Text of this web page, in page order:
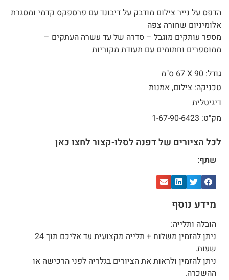
הדפס על נייר צילום מודבק על דיבונד עם פרספקס קדמי ומסגרת
אלומיניום שחורה צפה
מספר עותקים מוגבל – סדרה של עד עשרה העתקים –
ממוספרים וחתומים עם תעודת מקוריות
גודל: 90 X
67 ס"מ
טכניקה: צילום, אמנות
דיגיטלית
מק"ט: 1-67-90-6423
לכל הציורים של דפנה לסלו-קצור לחצו כאן
שתף:
מידע נוסף
הובלה ותלייה:
ניתן להזמין משלוח + תלייה מקצועית עד אליכם תוך 24
שעות.
ניתן להזמין ולראות את הציורים בגלריה לפני הרכישה או
ההשכרה.